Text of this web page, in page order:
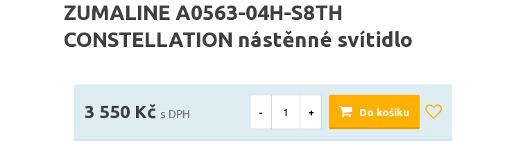
ZUMALINE A0563-04H-S8TH
CONSTELLATION nástěnné svítidlo
3 550 Kč s DPH - + Do košíku